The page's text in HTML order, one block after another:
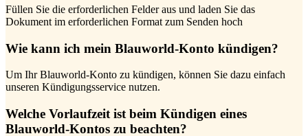
Füllen Sie die erforderlichen Felder aus und laden Sie das
Dokument im erforderlichen Format zum Senden hoch
Wie kann ich mein Blauworld-Konto kündigen?
Um Ihr Blauworld-Konto zu kündigen, können Sie dazu einfach
unseren Kündigungsservice nutzen.
Welche Vorlaufzeit ist beim Kündigen eines
Blauworld-Kontos zu beachten?